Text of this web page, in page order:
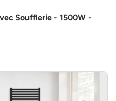
Soufflerie - 1500W -